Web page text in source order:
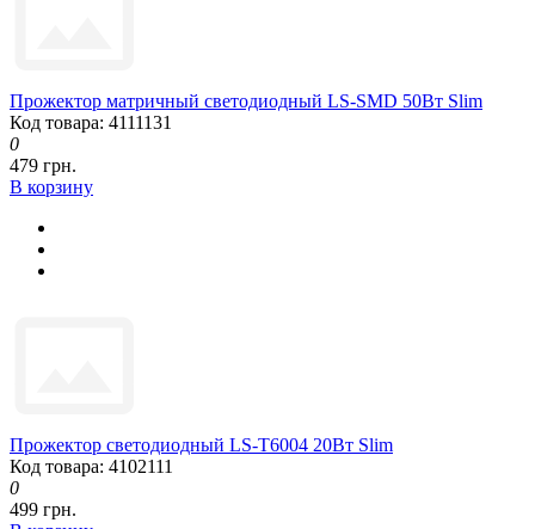
Прожектор матричный светодиодный LS-SMD 50Вт Slim
Код товара: 4111131
0
479 грн.
В корзину
Прожектор светодиодный LS-T6004 20Вт Slim
Код товара: 4102111
0
499 грн.